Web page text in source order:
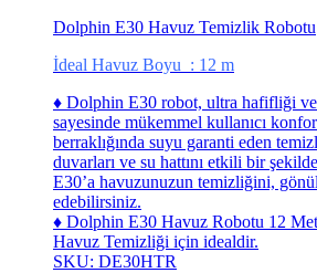
Dolphin E30 Havuz Temizlik Robotu
İdeal Havuz Boyu : 12 m
♦ Dolphin E30 robot, ultra hafifliği ve
sayesinde mükemmel kullanıcı
berraklığında suyu garanti eden
duvarları ve su hattını etkili bir
E30’a havuzunuzun temizliğini,
edebilirsiniz.
♦ Dolphin E30 Havuz Robotu 12
Havuz Temizliği için idealdir.
SKU: DE30HTR